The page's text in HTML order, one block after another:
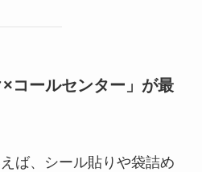
コールセンター」が最
ば、シール貼りや袋詰め